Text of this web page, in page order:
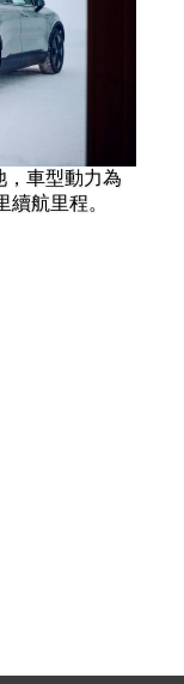
，車型動力為
航里程。